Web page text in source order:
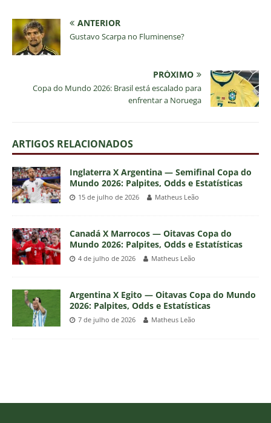
ANTERIOR
Gustavo Scarpa no Fluminense?
PRÓXIMO
Copa do Mundo 2026: Brasil está escalado para
enfrentar a Noruega
ARTIGOS RELACIONADOS
Inglaterra X Argentina — Semifinal Copa do
Mundo 2026: Palpites, Odds e Estatísticas
15 de julho de 2026 Matheus Leão
Canadá X Marrocos — Oitavas Copa do
Mundo 2026: Palpites, Odds e Estatísticas
4 de julho de 2026 Matheus Leão
Argentina X Egito — Oitavas Copa do Mundo
2026: Palpites, Odds e Estatísticas
7 de julho de 2026 Matheus Leão